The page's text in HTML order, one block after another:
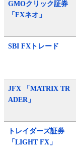
GMOクリック証券
「FXネオ」
SBI FXトレード
JFX 「MATRIX TR
ADER」
トレイダーズ証券
「LIGHT FX」